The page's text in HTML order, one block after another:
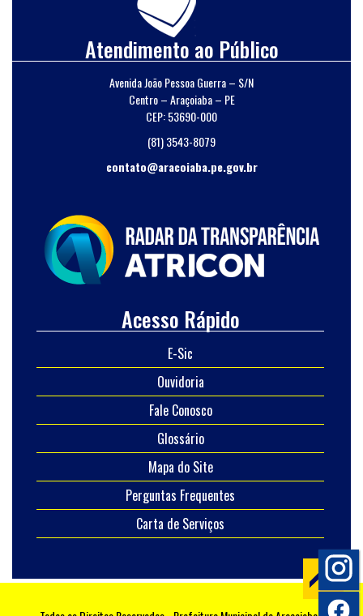
Atendimento ao Público
Avenida João Pessoa Guerra – S/N
Centro – Araçoiaba – PE
CEP: 53690-000
(81) 3543-8079
contato@aracoiaba.pe.gov.br
Acesso Rápido
E-Sic
Ouvidoria
Fale Conosco
Glossário
Mapa do Site
Perguntas Frequentes
Carta de Serviços